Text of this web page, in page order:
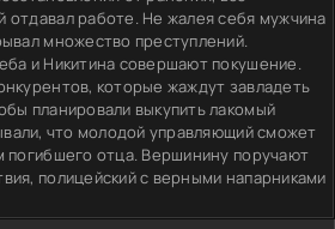
работе. Не жалея себя мужчина
множество преступлений.
и Никитина совершают покушение.
которые жаждут завладеть
планировали выкупить лакомый
что молодой управляющий сможет
погибшего отца. Вершинину поручают
полицейский с верными напарниками